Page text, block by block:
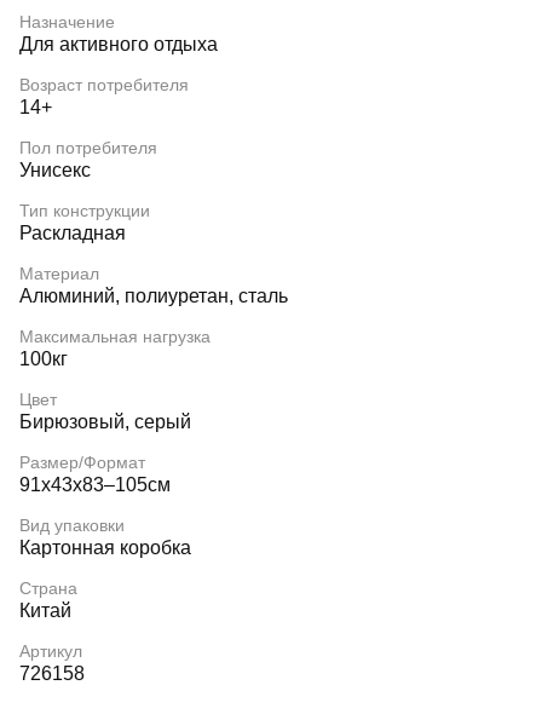
Назначение
Для активного отдыха
Возраст потребителя
14+
Пол потребителя
Унисекс
Тип конструкции
Раскладная
Материал
Алюминий, полиуретан, сталь
Максимальная нагрузка
100кг
Цвет
Бирюзовый, серый
Размер/Формат
91х43х83–105см
Вид упаковки
Картонная коробка
Страна
Китай
Артикул
726158